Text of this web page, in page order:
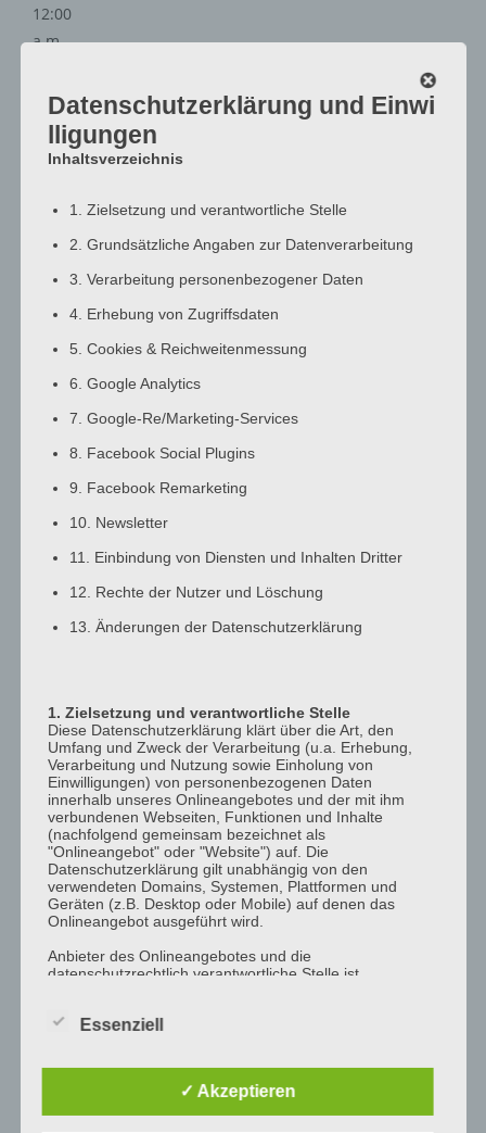
12:00
a.m.
a.m.
2:00
a.m.
5:00
a.m.
7:00
a.m.
8:00
a.m.
10:00
1:00
p.m.
2:00
p.m.
3:00
p.m.
4:00
p.m.
p.m.
p.m.
p.m.
Datenschutzerklärung und Einwi
lligungen
Inhaltsverzeichnis
1. Zielsetzung und verantwortliche Stelle
2. Grundsätzliche Angaben zur Datenverarbeitung
3. Verarbeitung personenbezogener Daten
4. Erhebung von Zugriffsdaten
5. Cookies & Reichweitenmessung
6. Google Analytics
7. Google-Re/Marketing-Services
8. Facebook Social Plugins
9. Facebook Remarketing
10. Newsletter
11. Einbindung von Diensten und Inhalten Dritter
12. Rechte der Nutzer und Löschung
13. Änderungen der Datenschutzerklärung
1. Zielsetzung und verantwortliche Stelle
Diese Datenschutzerklärung klärt über die Art, den
Umfang und Zweck der Verarbeitung (u.a. Erhebung,
Verarbeitung und Nutzung sowie Einholung von
Einwilligungen) von personenbezogenen Daten
innerhalb unseres Onlineangebotes und der mit ihm
verbundenen Webseiten, Funktionen und Inhalte
(nachfolgend gemeinsam bezeichnet als
"Onlineangebot" oder "Website") auf. Die
Datenschutzerklärung gilt unabhängig von den
verwendeten Domains, Systemen, Plattformen und
Geräten (z.B. Desktop oder Mobile) auf denen das
Onlineangebot ausgeführt wird.
Anbieter des Onlineangebotes und die
datenschutzrechtlich verantwortliche Stelle ist
bezeichnet als "AnbieterIn", "wir" oder "uns"). Für die
Der Begriff "Nutzer" umfasst alle Kunden und Besucher
unseres Onlineangebotes. Die verwendeten
Essenziell
✓ Akzeptieren